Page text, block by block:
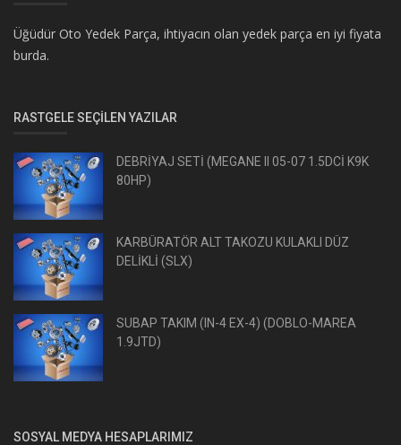
Üğüdür Oto Yedek Parça, ihtiyacın olan yedek parça en iyi fiyata
burda.
RASTGELE SEÇILEN YAZILAR
DEBRİYAJ SETİ (MEGANE II 05-07 1.5DCİ K9K
80HP)
KARBÜRATÖR ALT TAKOZU KULAKLI DÜZ
DELİKLİ (SLX)
SUBAP TAKIM (IN-4 EX-4) (DOBLO-MAREA
1.9JTD)
SOSYAL MEDYA HESAPLARIMIZ